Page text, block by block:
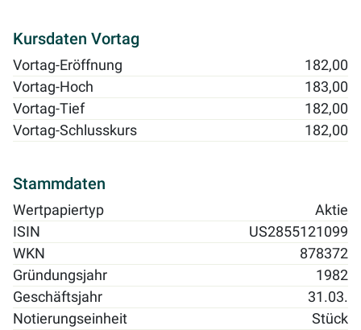
Kursdaten Vortag
Vortag-Eröffnung
182,00
Vortag-Hoch
183,00
Vortag-Tief
182,00
Vortag-Schlusskurs
182,00
Stammdaten
Wertpapiertyp
Aktie
ISIN
US2855121099
WKN
878372
Gründungsjahr
1982
Geschäftsjahr
31.03.
Notierungseinheit
Stück